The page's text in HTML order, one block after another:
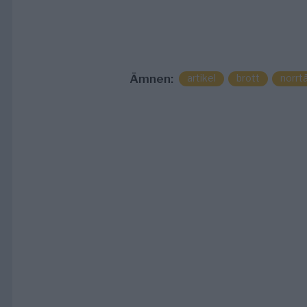
Ämnen: artikel brott